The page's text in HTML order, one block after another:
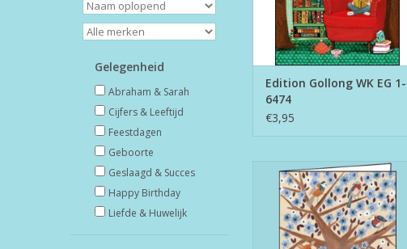
Gelegenheid
Abraham & Sarah
Cijfers & Leeftijd
Feestdagen
Geboorte
Geslaagd & Succes
Happy Birthday
Liefde & Huwelijk
Edition Gollong WK EG 1-
6474
€3,95
Edition Gollong WK EG 1-8388
TOEVOEGEN AAN WINKELWAGEN